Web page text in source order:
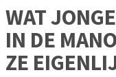
WAT
IN DE
ZE